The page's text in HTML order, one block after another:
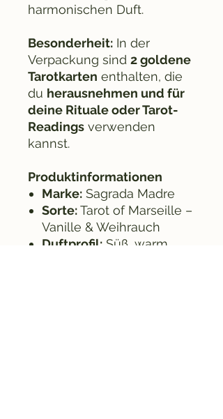
harmonischen Duft.
Besonderheit: In der
Verpackung sind 2 goldene
Tarotkarten enthalten, die
du herausnehmen und für
deine Rituale oder Tarot-
Readings verwenden
kannst.
Produktinformationen
Marke: Sagrada Madre
Sorte:Tarot of Marseille –
Vanille & Weihrauch
Duftprofil: Süß, warm,